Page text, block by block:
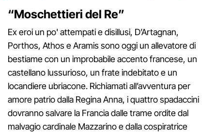
“Moschettieri del Re”
Ex eroi un po' attempati e disillusi, D’Artagnan,
Porthos, Athos e Aramis sono oggi un allevatore di
bestiame con un improbabile accento francese, un
castellano lussurioso, un frate indebitato e un
locandiere ubriacone. Richiamati all’avventura per
amore patrio dalla Regina Anna, i quattro spadaccini
dovranno salvare la Francia dalle trame ordite dal
malvagio cardinale Mazzarino e dalla cospiratrice